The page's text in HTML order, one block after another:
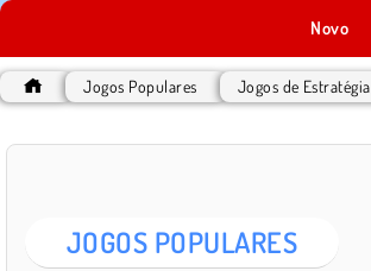
Novo
Jogos Populares Jogos de Estratégia
JOGOS POPULARES